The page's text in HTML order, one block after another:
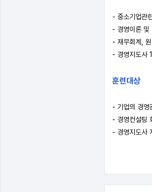
- 중소기업관
- 경영이론 및
- 재무회계,
- 경영지도사
훈련대상
- 기업의 경영
- 경영컨설팅
- 경영지도사